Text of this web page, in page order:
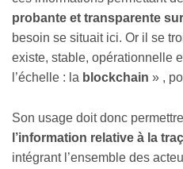
probante et transparente
besoin se situait ici. Or il se
existe, stable, opérationnelle
l’échelle : la blockchain » ,
Son usage doit donc
l’information relative à la
intégrant l’ensemble des